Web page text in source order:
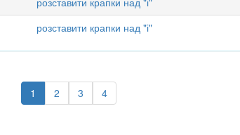
розставити крапки над "і"
1 2 3 4